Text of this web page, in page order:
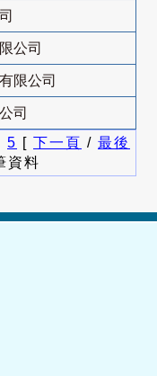
公司
限公司
司
5 [ 下一頁 / 最後
資料